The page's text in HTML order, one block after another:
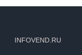
INFOVEND.RU